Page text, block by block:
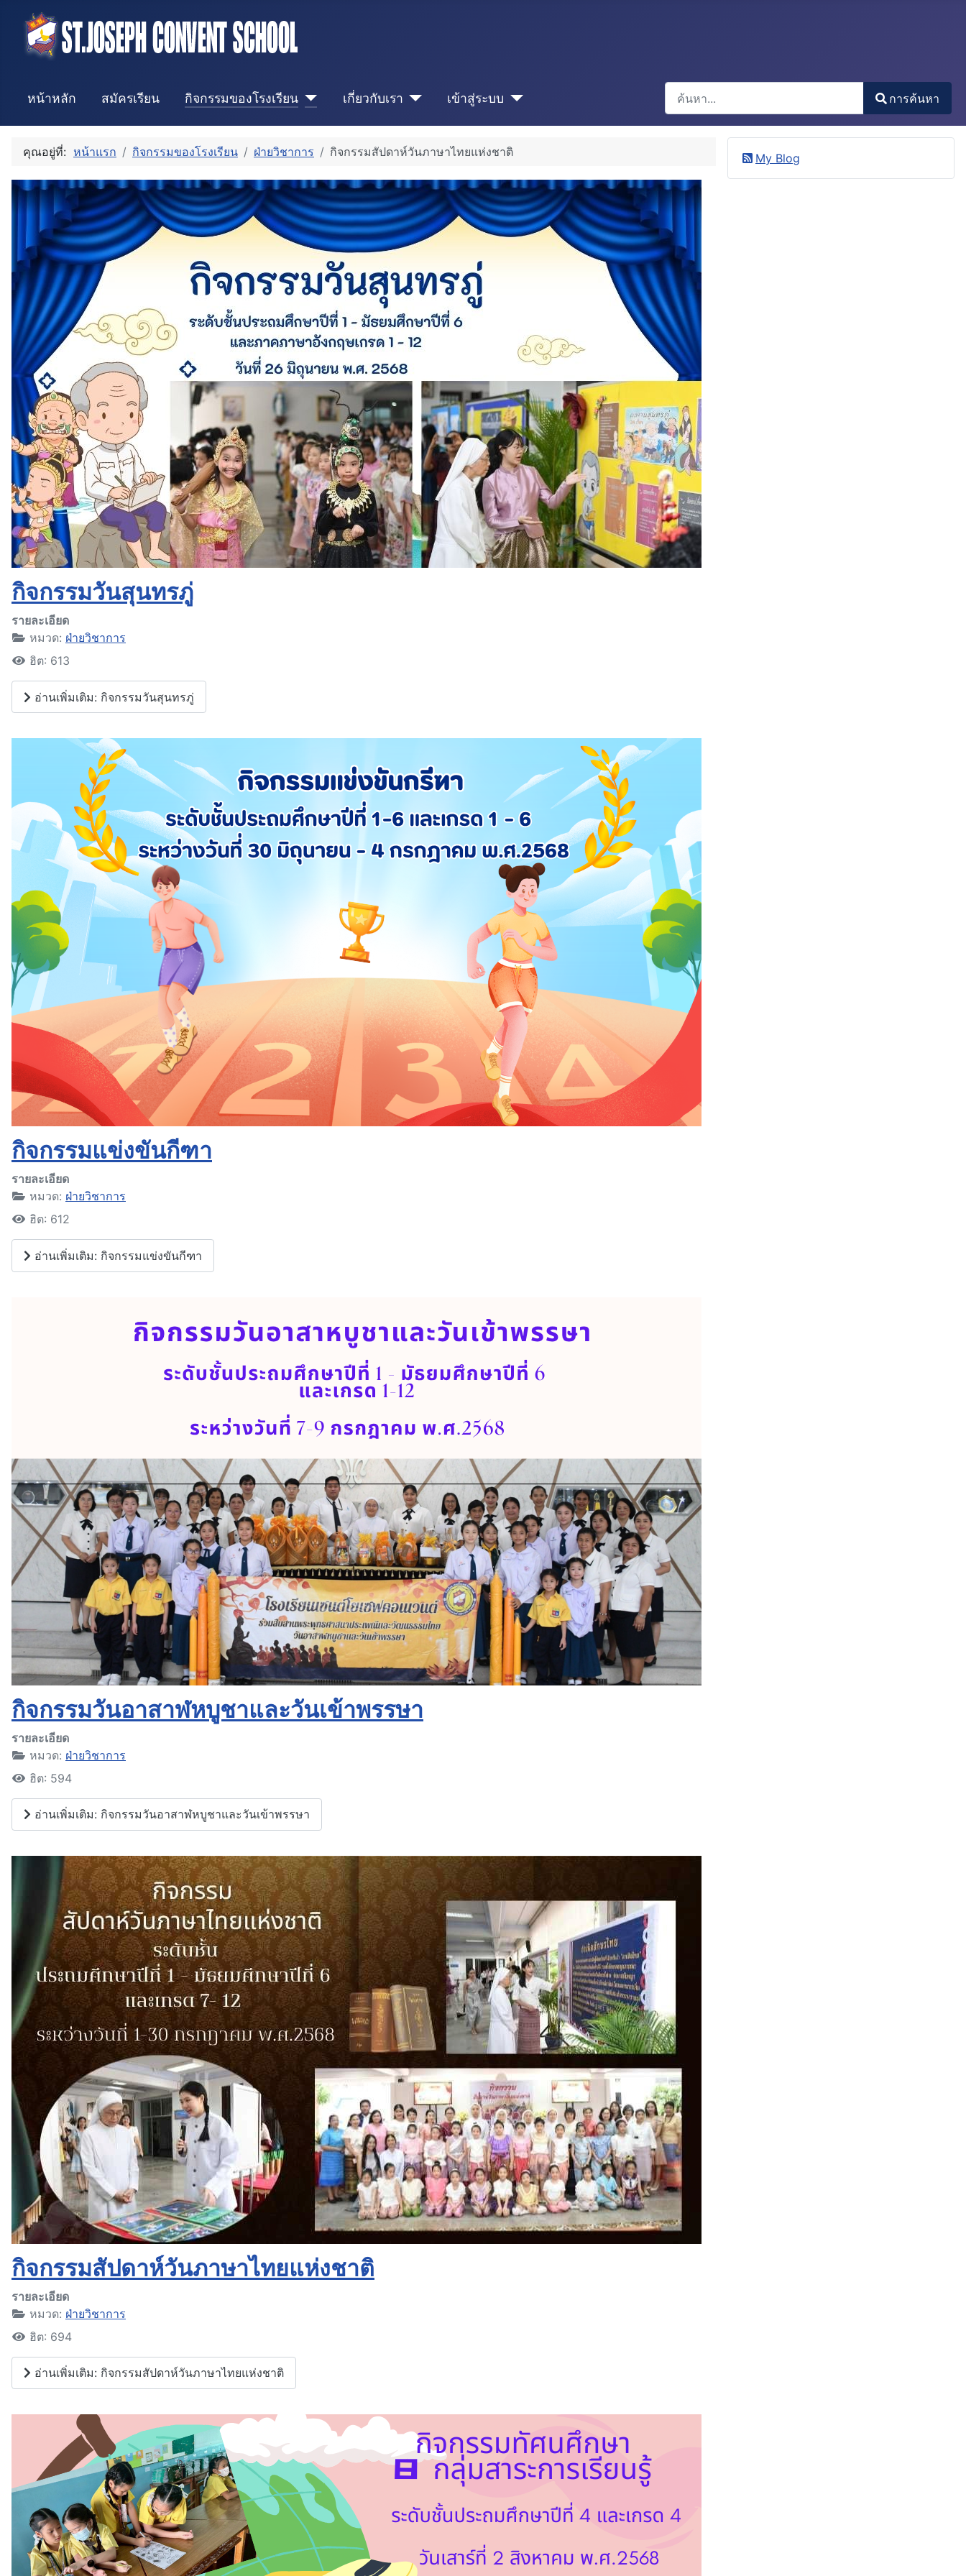
หน้าหลัก สมัครเรียน กิจกรรมของโรงเรียน เกี่ยวกับเรา เข้าสู่ระบบ
การค้นหา
Type 2 or more characters for results.
การค้นหา
คุณอยู่ที่: หน้าแรก กิจกรรมของโรงเรียน ฝ่ายวิชาการ กิจกรรมสัปดาห์วันภาษาไทยแห่งชาติ
กิจกรรมวันสุนทรภู่
รายละเอียด
หมวด: ฝ่ายวิชาการ
ฮิต: 613
อ่านเพิ่มเติม: กิจกรรมวันสุนทรภู่
กิจกรรมแข่งขันกีฑา
รายละเอียด
หมวด: ฝ่ายวิชาการ
ฮิต: 612
อ่านเพิ่มเติม: กิจกรรมแข่งขันกีฑา
กิจกรรมวันอาสาฬหบูชาและวันเข้าพรรษา
รายละเอียด
หมวด: ฝ่ายวิชาการ
ฮิต: 594
อ่านเพิ่มเติม: กิจกรรมวันอาสาฬหบูชาและวันเข้าพรรษา
กิจกรรมสัปดาห์วันภาษาไทยแห่งชาติ
รายละเอียด
หมวด: ฝ่ายวิชาการ
ฮิต: 694
อ่านเพิ่มเติม: กิจกรรมสัปดาห์วันภาษาไทยแห่งชาติ
My Blog